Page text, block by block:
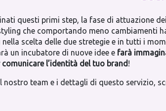
questi primi step, la fase di attuazione
che comportando meno cambiamenti
scelta delle due stretegie e in tutti i
un incubatore di nuove idee e farà
l’identità del tuo brand !
nostro team e i dettagli di questo servizio,